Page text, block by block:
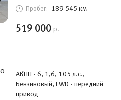
Пробег: 189 545 км
519 000 р.
АКПП - 6, 1,6, 105 л.с.,
Бензиновый, FWD - передний
привод